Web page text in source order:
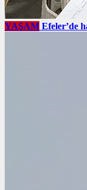
YAŞAM Efeler’de